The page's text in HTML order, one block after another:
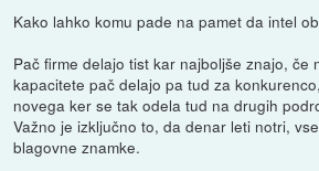
Kako lahko komu pade na pamet da intel
Pač firme delajo tist kar najboljše znajo, če
kapacitete pač delajo pa tud za
novega ker se tak odela tud na drugih
Važno je izključno to, da denar leti notri,
blagovne znamke.